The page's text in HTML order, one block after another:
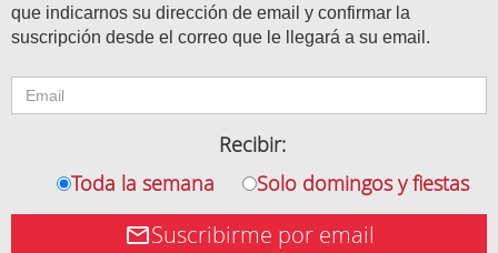
que indicarnos su dirección de email y confirmar la
suscripción desde el correo que le llegará a su email.
Recibir:
Toda la semana
Solo domingos y fiestas
Suscribirme por email